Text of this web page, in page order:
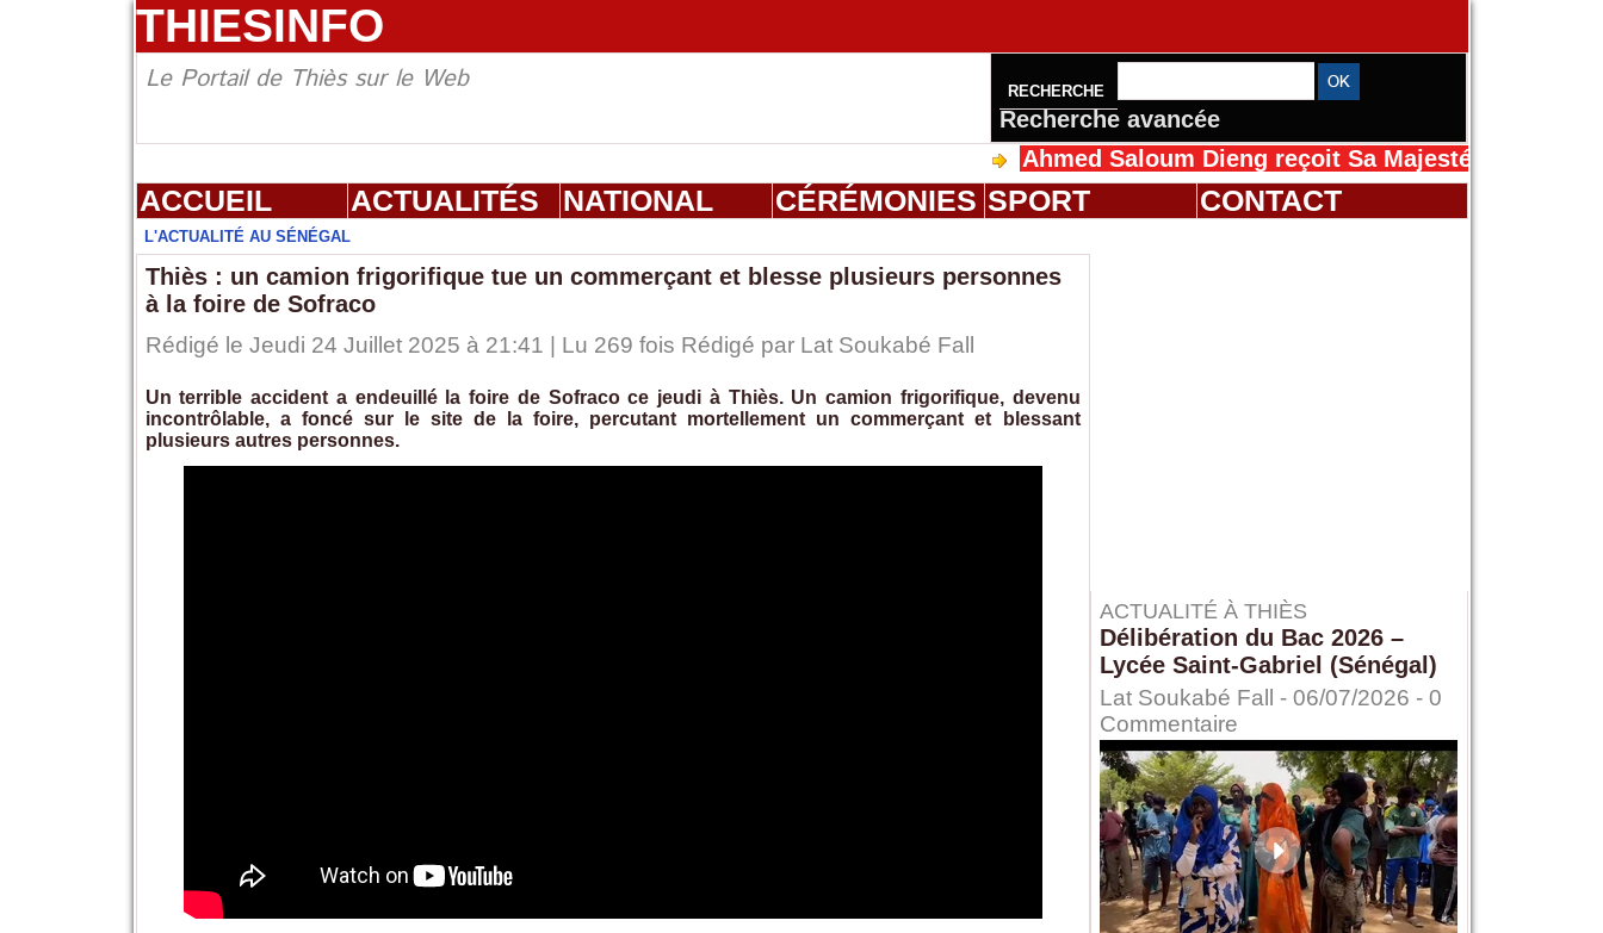
THIESINFO
Le Portail de Thiès sur le Web RECHERCHE
Recherche avancée
Ahmed Saloum Dieng reçoit Sa Majesté Mansah Cissé
ACCUEIL ACTUALITÉS NATIONAL CÉRÉMONIES SPORT CONTACT
L'ACTUALITÉ AU SÉNÉGAL
Thiès : un camion frigorifique tue un commerçant et blesse plusieurs personnes
à la foire de Sofraco
Rédigé le Jeudi 24 Juillet 2025 à 21:41 | Lu 269 fois Rédigé par Lat Soukabé Fall
Un terrible accident a endeuillé la foire de Sofraco ce jeudi à Thiès. Un camion frigorifique, devenu
incontrôlable, a foncé sur le site de la foire, percutant mortellement un commerçant et blessant
plusieurs autres personnes.
ACTUALITÉ À THIÈS
Délibération du Bac 2026 –
Lycée Saint-Gabriel (Sénégal)
Lat Soukabé Fall - 06/07/2026 - 0
Commentaire